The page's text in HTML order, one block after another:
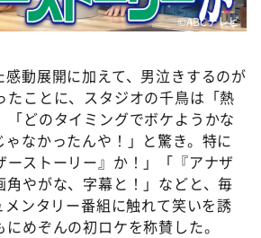
©ABCテレビ
感動展開に加えて、男泣きするのが
たことに、スタジオの千鳥は「熱
「どのタイミングでボケようかな
ゃなかったんや！」と驚き。特に
ーストーリー』か！」「『アナザ
角やがな、字幕と！」などと、毎
ンタリー番組に触れて笑いを誘
めぞんの初ロケを称賛した。